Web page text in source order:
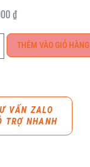
₫
THÊM VÀO GIỎ HÀNG
VẤN ZALO
TRỢ NHANH